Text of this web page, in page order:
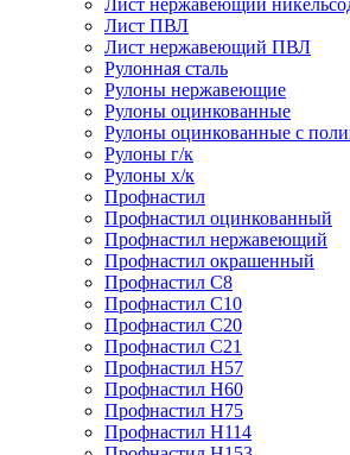
Лист нержавеющий
Лист ПВЛ
Лист нержавеющий ПВЛ
Рулонная сталь
Рулоны нержавеющие
Рулоны оцинкованные
Рулоны оцинкованные с
Рулоны г/к
Рулоны х/к
Профнастил
Профнастил оцинкованный
Профнастил нержавеющий
Профнастил окрашенный
Профнастил С8
Профнастил С10
Профнастил С20
Профнастил С21
Профнастил Н57
Профнастил Н60
Профнастил Н75
Профнастил Н114